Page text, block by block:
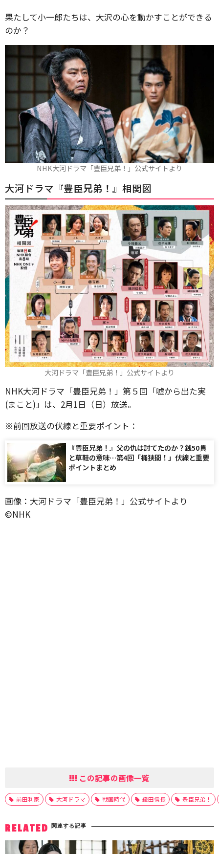
果たして小一郎たちは、大沢の心を動かすことができる
のか？
NHK大河ドラマ「豊臣兄弟！」公式サイトより
大河ドラマ『豊臣兄弟！ 』相関図
大河ドラマ「豊臣兄弟！」公式サイトより
NHK大河ドラマ「豊臣兄弟！」第５回「嘘から出た実
(まこと)」は、2月1日（日）放送。
※前回放送の伏線と重要ポイント：
『豊臣兄弟！』父の仇は討てたのか？銭50貫
と草鞋の意味…第4回「桶狭間！」伏線と重要
ポイントまとめ
画像：大河ドラマ「豊臣兄弟！」公式サイトより
©️NHK
この記事の画像一覧
前田利家 大河ドラマ 戦国時代 織田信長 豊臣兄弟！
RELATED 関連する記事